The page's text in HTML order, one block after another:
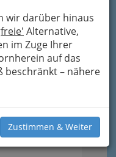
wir darüber hinaus
Alternative,
im Zuge Ihrer
auf das
beschränkt – nähere
Zustimmen & Weiter